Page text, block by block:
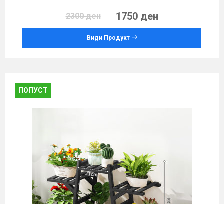
2300 ден 1750 ден
Види Продукт
ПОПУСТ